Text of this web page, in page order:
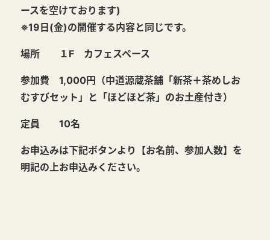
ースを空けております)
※19日(金)の開催する内容と同じです。
場所 １F カフェスペース
参加費 1,000円（中道源蔵茶舗「新茶＋茶めしお
むすびセット」と「ほどほど茶」のお土産付き）
定員 10名
お申込みは下記ボタンより【お名前、参加人数】を
明記の上お申込みください。